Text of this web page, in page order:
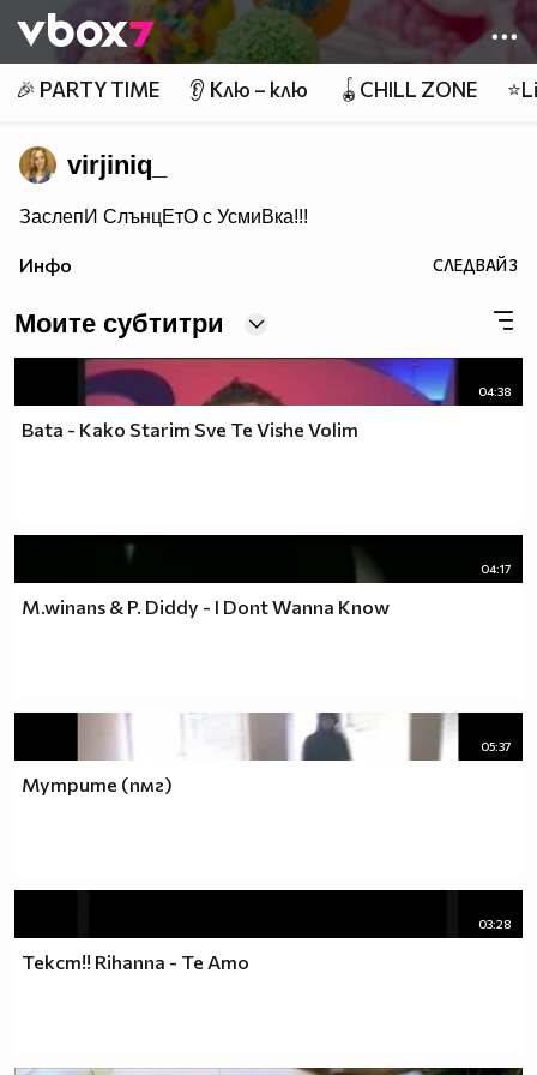
👾
🎉 PARTY TIME 👂 Клю – клю 🪀CHILL ZONE
virjiniq_
ЗаслепИ СлънцЕтО с УсмиВка!!!
Инфо СЛЕДВАЙ3
Моите субтитри
04:38
Bata - Kako Starim Sve Te Vishe Volim
04:17
M.winans & P. Diddy - I Dont Wanna Know
05:37
Мутрите (пмг)
03:28
Текст!! Rihanna - Te Amo